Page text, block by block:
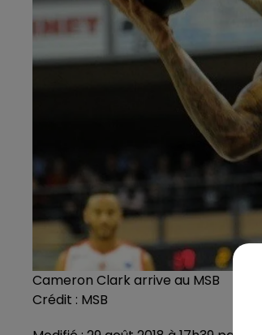
Cameron Clark arrive au MSB
Crédit : MSB